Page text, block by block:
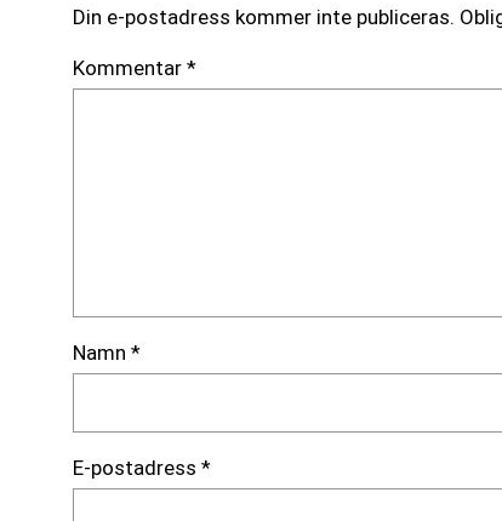
Din e-postadress kommer inte publiceras.
Kommentar *
Namn *
E-postadress *